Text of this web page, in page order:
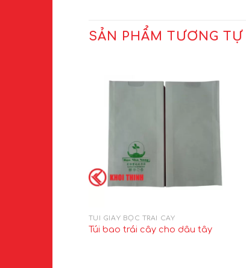
SẢN PHẨM TƯƠNG TỰ
TÚI GIẤY BỌC TRÁI CÂY
Túi bao trái cây cho dâu tây